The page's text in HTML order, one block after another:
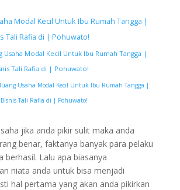
Modal Kecil Untuk Ibu Rumah Tangga |
Tali Rafia di | Pohuwato!
Usaha Modal Kecil Untuk Ibu Rumah Tangga |
Tali Rafia di | Pohuwato!
Usaha Modal Kecil Untuk Ibu Rumah Tangga |
Tali Rafia di | Pohuwato!
jika anda pikir sulit maka anda
benar, faktanya banyak para pelaku
berhasil. Lalu apa biasanya
niata anda untuk bisa menjadi
hal pertama yang akan anda pikirkan